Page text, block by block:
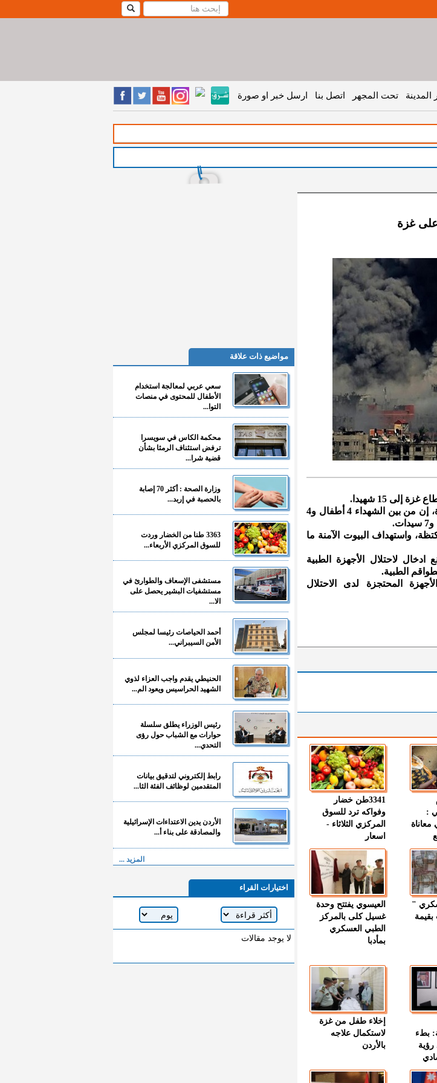
المدينة تحت المجهر اتصل بنا ارسل خبر او صورة
إلى 15 شهيدا.
وقال المتحدث باسم وزارة الصحة في غزة، الدكتور أشرف القدرة، إن من بين الشهداء 4 أطفال و4
واستهداف البيوت الآمنة ما
المستمر على غزة منذ 17 عاما، ومنع ادخال لاحتلال الأجهزة الطبية
الطبية.
المحتجزة لدى الاحتلال
:
معاناة
3341طن خضار
وفواكه ترد للسوق
المركزي الثلاثاء -
اسعار
"
العيسوي يفتتح وحدة
غسيل كلى بالمركز
الطبي العسكري
بمأدبا
بطء
رؤية
إخلاء طفل من غزة
لاستكمال علاجه
بالأردن
مواضيع ذات علاقة
سعي عربي لمعالجة استخدام
الأطفال للمحتوى في منصات
التوا...
محكمة الكاس في سويسرا
ترفض استئناف الرمثا بشأن
قضية شرا...
وزارة الصحة : أكثر 70 إصابة
بالحصبة في إربد...
3363 طنا من الخضار وردت
للسوق المركزي الأربعاء...
مستشفى الإسعاف والطوارئ في
مستشفيات البشير يحصل على
الا...
أحمد الحياصات رئيسا لمجلس
الأمن السيبراني...
الحنيطي يقدم واجب العزاء لذوي
الشهيد الحراسيس ويعود الم...
رئيس الوزراء يطلق سلسلة
حوارات مع الشباب حول رؤى
التحدي...
رابط إلكتروني لتدقيق بيانات
المتقدمين لوظائف الفئة الثا...
الأردن يدين الاعتداءات الإسرائيلية
والمصادقة على بناء أ...
المزيد ...
اختيارات القراء
لا يوجد مقالات